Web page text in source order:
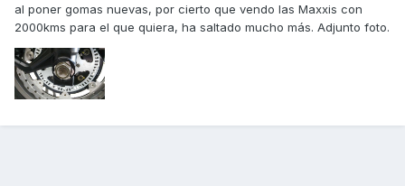
al poner gomas nuevas, por cierto que vendo las Maxxis con
2000kms para el que quiera, ha saltado mucho más. Adjunto foto.